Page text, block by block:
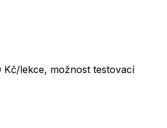
lekce, možnost testovací